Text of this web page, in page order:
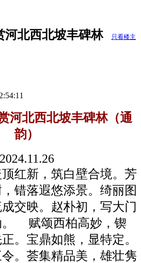
河北西北坡丰碑林 只看楼主
河北西北坡丰碑林（通
韵）
2024.11.26
红新，筑白壁合境。芳
错落遐悠添景。绮丽图
交映。赵朴初，写大门
赋颂西柏高妙，锲
。宝鼎如熊，显特定。
。荟集精品美，雄壮隽